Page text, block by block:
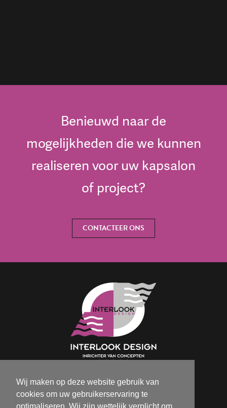
Wij maken op deze website gebruik van
cookies om uw gebruikerservaring te
Benieuwd naar de
mogelijkheden die we kunnen
realiseren voor uw kapsalon
of project?
CONTACTEER ONS
Isabelle@interlookdesign.be
+32 (0)9 386 70 72